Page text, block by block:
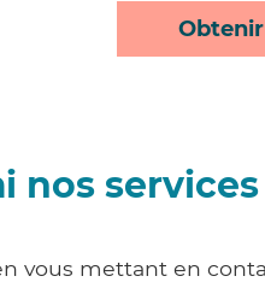
nos
vous mettant en